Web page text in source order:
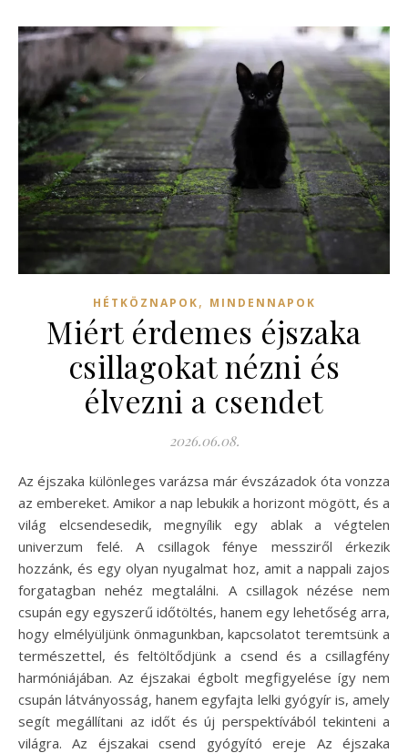
HÉTKÖZNAPOK, MINDENNAPOK
Miért érdemes éjszaka
csillagokat nézni és
élvezni a csendet
2026.06.08.
Az éjszaka különleges varázsa már évszázadok óta vonzza
az embereket. Amikor a nap lebukik a horizont mögött, és a
világ elcsendesedik, megnyílik egy ablak a végtelen
univerzum felé. A csillagok fénye messziről érkezik
hozzánk, és egy olyan nyugalmat hoz, amit a nappali zajos
forgatagban nehéz megtalálni. A csillagok nézése nem
csupán egy egyszerű időtöltés, hanem egy lehetőség arra,
hogy elmélyüljünk önmagunkban, kapcsolatot teremtsünk a
természettel, és feltöltődjünk a csend és a csillagfény
harmóniájában. Az éjszakai égbolt megfigyelése így nem
csupán látványosság, hanem egyfajta lelki gyógyír is, amely
segít megállítani az időt és új perspektívából tekinteni a
világra. Az éjszakai csend gyógyító ereje Az éjszaka